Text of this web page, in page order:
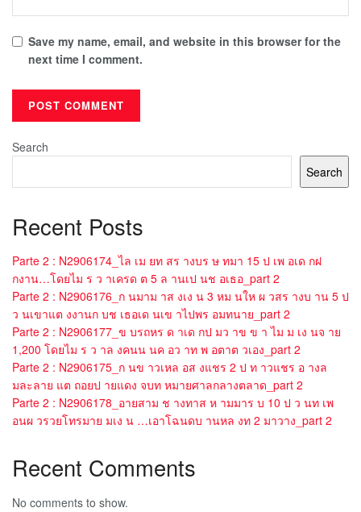
Save my name, email, and website in this browser for the
next time I comment.
Search
Search
Recent Posts
Parte 2 : N2906174_ไล เม ยท สร างบร ษ ทมา 15 ป เพ อเด กฝ
กงาน…โดยไม ร ว าเครด ต 5 ล านเป นช อเธอ_part 2
Parte 2 : N2906176_ก นมาม าส งเง น 3 หม นให ผ วสร างบ าน 5 ป
ว นเขาแต งงานก บช เธอเด นเข าไปพร อมทนาย_part 2
Parte 2 : N2906177_ข บรถหร ด าเด กป มว าข ข า ไม ม เง นจ าย
1,200 โดยไม ร ว าล งคนน นค อว าท พ อตาต วเอง_part 2
Parte 2 : N2906175_ก นข าวเหล อส งแชร 2 ป ท าวแชร อ างล
มละลาย แต ถอยป ายแดง จบท หมายศาลกลางตลาด_part 2
Parte 2 : N2906178_อายสาม ช างทาส ห ามมาร บ 10 ป ว นท เพ
อนผ วรวยโทรมาย มเง น …เอาโฉนดบ านหล งท 2 มาวาง_part 2
Recent Comments
No comments to show.